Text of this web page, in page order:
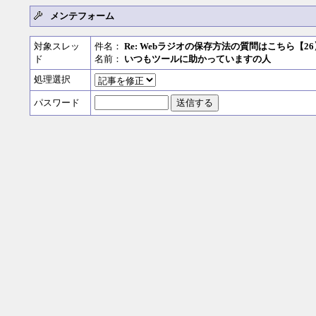
メンテフォーム
対象スレッ
ド
件名： Re: Webラジオの保存方法の質問はこちら【26
名前： いつもツールに助かっていますの人
処理選択
パスワード